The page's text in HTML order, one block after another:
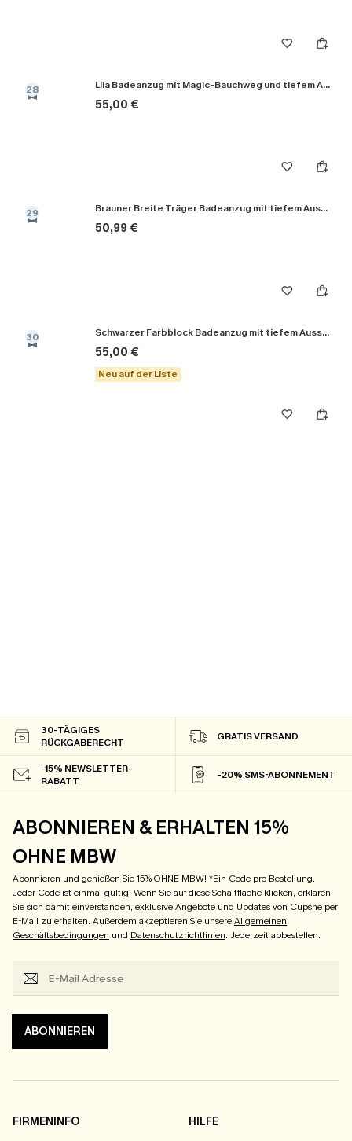
28 Lila Badeanzug mit Magic-Bauchweg und tiefem Ausschnitt
55,00 €
29 Brauner Breite Träger Badeanzug mit tiefem Ausschnitt
50,99 €
30 Schwarzer Farbblock Badeanzug mit tiefem Ausschnitt
55,00 €
Neu auf der Liste
30-TÄGIGES
RÜCKGABERECHT
GRATIS VERSAND
-15% NEWSLETTER-
RABATT
-20% SMS-ABONNEMENT
ABONNIEREN & ERHALTEN 15%
OHNE MBW
Abonnieren und genießen Sie 15% OHNE MBW! *Ein Code pro Bestellung.
Jeder Code ist einmal gültig. Wenn Sie auf diese Schaltfläche klicken, erklären
Sie sich damit einverstanden, exklusive Angebote und Updates von Cupshe per
E-Mail zu erhalten. Außerdem akzeptieren Sie unsereAllgemeinen
Geschäftsbedingungen und Datenschutzrichtlinien. Jederzeit abbestellen.
ABONNIEREN
FIRMENINFO
HILFE